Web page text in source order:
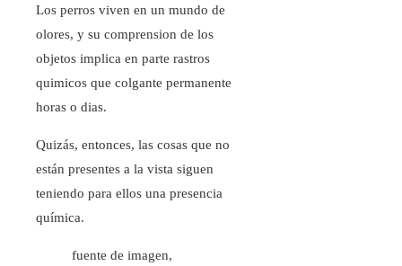
Los perros viven en un mundo de
olores, y su comprension de los
objetos implica en parte rastros
quimicos que colgante permanente
horas o dias.
Quizás, entonces, las cosas que no
están presentes a la vista siguen
teniendo para ellos una presencia
química.
fuente de imagen,